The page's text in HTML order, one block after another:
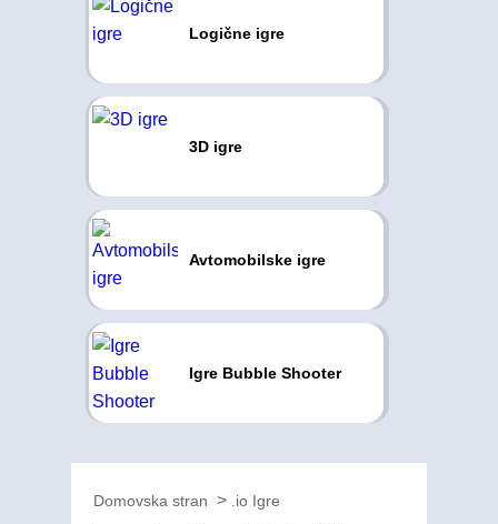
Logične igre
3D igre
Avtomobilske igre
Igre Bubble Shooter
Domovska stran .io Igre